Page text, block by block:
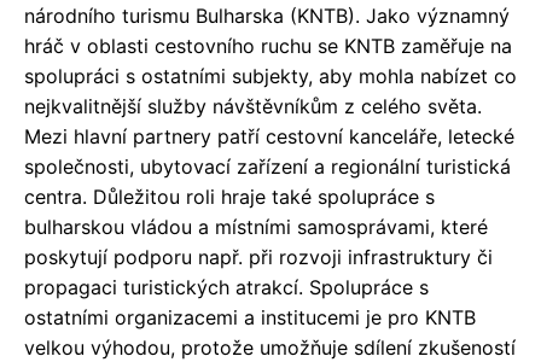
národního turismu Bulharska (KNTB). Jako významný
hráč v oblasti cestovního ruchu se KNTB zaměřuje na
spolupráci s ostatními subjekty, aby mohla nabízet co
nejkvalitnější služby návštěvníkům z celého světa.
Mezi hlavní partnery patří cestovní kanceláře, letecké
společnosti, ubytovací zařízení a regionální turistická
centra. Důležitou roli hraje také spolupráce s
bulharskou vládou a místními samosprávami, které
poskytují podporu např. při rozvoji infrastruktury či
propagaci turistických atrakcí. Spolupráce s
ostatními organizacemi a institucemi je pro KNTB
velkou výhodou, protože umožňuje sdílení zkušeností